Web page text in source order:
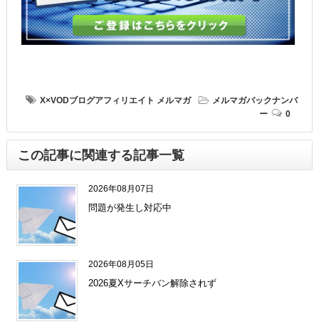
X×VODブログアフィリエイト メルマガ
メルマガバックナンバ
ー
0
この記事に関連する記事一覧
2026年08月07日
問題が発生し対応中
2026年08月05日
2026夏Xサーチバン解除されず